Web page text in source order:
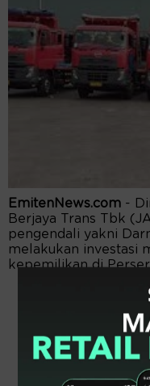
EmitenNews.com -
Berjaya Trans Tbk
pengendali yakni
melakukan investasi
kepemilikan di